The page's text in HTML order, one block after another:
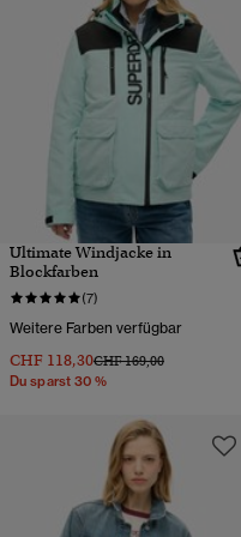
Ultimate Windjacke in
Blockfarben
(7)
Weitere Farben verfügbar
CHF 118,30Preis wurde reduziert von
CHF 169,00bis
Du sparst 30 %